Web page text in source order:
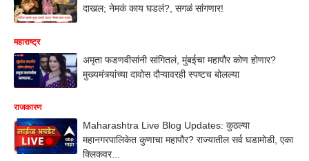
दाखल; नेमकं काय घडलं?, सगळं सांगणार!
महाराष्ट्र
अमृता फडणवीसांनी सांगितलं, मुंबईचा महापौर कोण होणार?
मुख्यमंत्र्यांच्या दावोस दौऱ्यावरही स्पष्टच बोलल्या
राजकारण
Maharashtra Live Blog Updates: कुठल्या
महानगरपालिकेत कुणाचा महापौर? राज्यातील सर्व घडामोडी, एका
क्लिकवर...